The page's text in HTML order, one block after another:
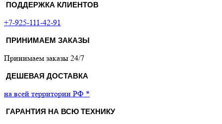
ПОДДЕРЖКА КЛИЕНТОВ
+7-925-111-42-91
ПРИНИМАЕМ ЗАКАЗЫ
Принимаем заказы 24/7
ДЕШЕВАЯ ДОСТАВКА
на всей территории РФ *
ГАРАНТИЯ НА ВСЮ ТЕХНИКУ